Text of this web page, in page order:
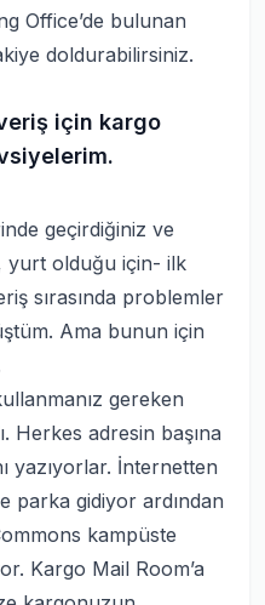
Office’de bulunan
doldurabilirsiniz.
için kargo
geçirdiğiniz ve
yurt olduğu için- ilk
sırasında problemler
Ama bunun için
gereken
Herkes adresin başına
yazıyorlar. İnternetten
parka gidiyor ardından
kampüste
Kargo Mail Room’a